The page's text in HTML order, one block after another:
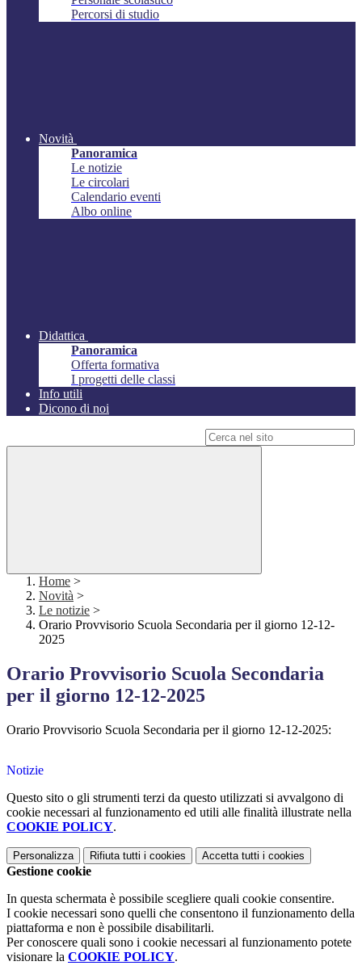
Percorsi di studio
Novità
Panoramica
Le notizie
Le circolari
Calendario eventi
Albo online
Didattica
Panoramica
Offerta formativa
I progetti delle classi
Info utili
Dicono di noi
Home >
Novità >
Le notizie >
Orario Provvisorio Scuola Secondaria per il giorno 12-12-
2025
Orario Provvisorio Scuola Secondaria
per il giorno 12-12-2025
Orario Provvisorio Scuola Secondaria per il giorno 12-12-2025:
Notizie
Questo sito o gli strumenti terzi da questo utilizzati si avvalgono di
cookie necessari al funzionamento ed utili alle finalità illustrate nella
COOKIE POLICY.
Personalizza Rifiuta tutti i cookies Accetta tutti i cookies
Gestione cookie
In questa schermata è possibile scegliere quali cookie consentire.
I cookie necessari sono quelli che consentono il funzionamento della
piattaforma e non è possibile disabilitarli.
Per conoscere quali sono i cookie necessari al funzionamento potete
visionare la COOKIE POLICY.